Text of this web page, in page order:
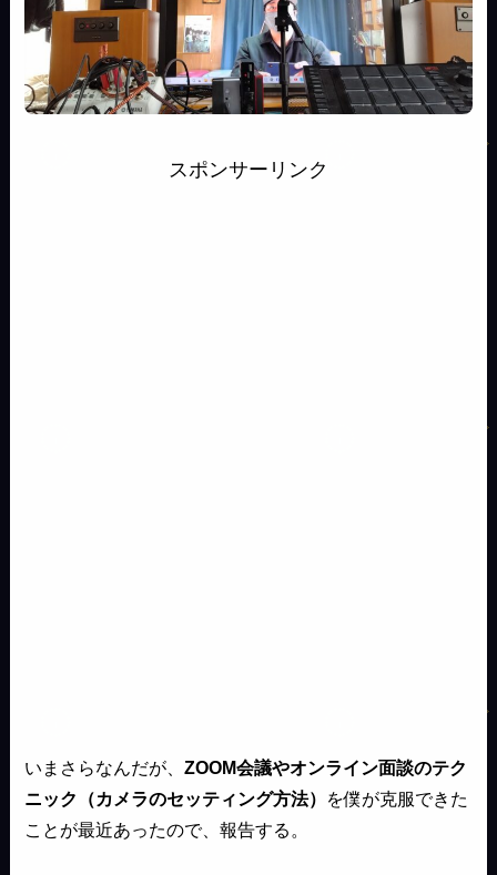
スポンサーリンク
いまさらなんだが、ZOOM会議やオンライン面談のテク
ニック（カメラのセッティング方法） を僕が克服できた
ことが最近あったので、報告する。